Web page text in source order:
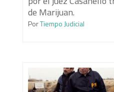
de Marijuan.
PorTiempo Judicial